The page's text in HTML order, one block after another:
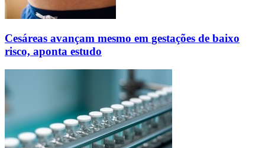
Cesáreas avançam mesmo em gestações de baixo
risco, aponta estudo